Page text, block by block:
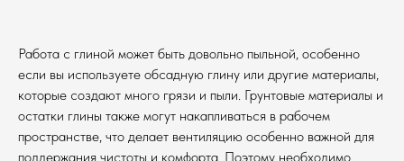
Работа с глиной может быть довольно пыльной, особенно
если вы используете обсадную глину или другие материалы,
которые создают много грязи и пыли. Грунтовые материалы и
остатки глины также могут накапливаться в рабочем
пространстве, что делает вентиляцию особенно важной для
поддержания чистоты и комфорта. Поэтому необходимо